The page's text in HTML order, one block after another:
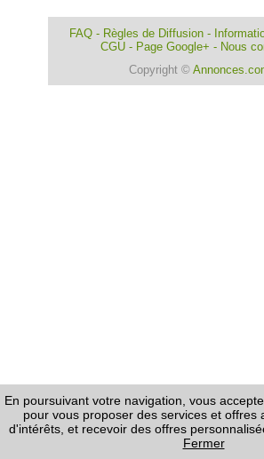
FAQ - Règles de Diffusion -
CGU- Page Google+ - Nous
Copyright ©
En poursuivant votre navigation, vous
pour vous proposer des services et offres
d'intérêts, et recevoir des offres
Fermer